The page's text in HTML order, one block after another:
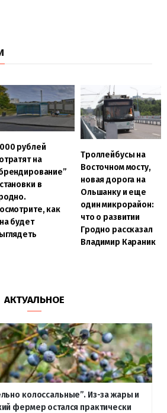
рублей
на
в
как
будет
Троллейбусы на
Восточном мосту,
новая дорога на
Ольшанку и еще
один микрорайон:
что о развитии
Гродно рассказал
Владимир Караник
АКТУАЛЬНОЕ
колоссальные”. Из-за жары и
фермер остался практически